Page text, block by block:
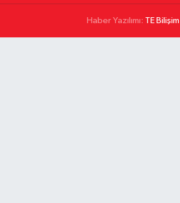
Haber Yazılımı: TE Bilişim